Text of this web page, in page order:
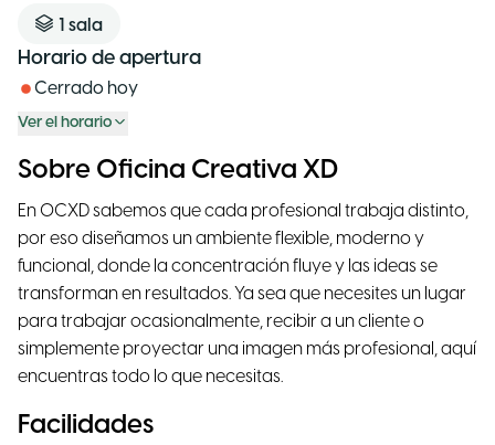
1 sala
Horario de apertura
Cerrado hoy
Ver el horario
Sobre Oficina Creativa XD
En OCXD sabemos que cada profesional trabaja distinto,
por eso diseñamos un ambiente flexible, moderno y
funcional, donde la concentración fluye y las ideas se
transforman en resultados. Ya sea que necesites un lugar
para trabajar ocasionalmente, recibir a un cliente o
simplemente proyectar una imagen más profesional, aquí
encuentras todo lo que necesitas.
Facilidades